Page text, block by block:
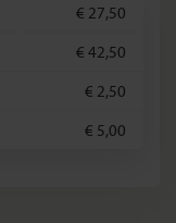
€ 27,50
€ 42,50
€ 2,50
€ 5,00